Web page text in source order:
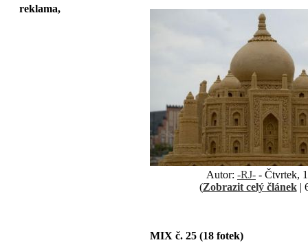
reklama,
Autor: -RJ- - Čtvrtek,
(Zobrazit celý článek|
MIX č. 25 (18 fotek)